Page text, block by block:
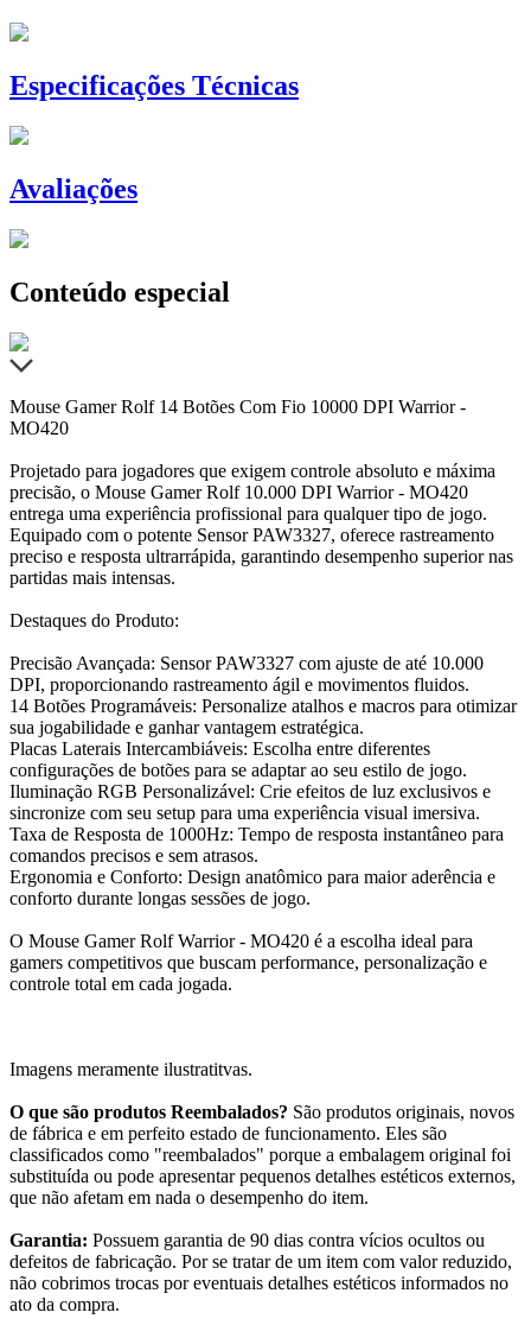
Especificações Técnicas
Avaliações
Conteúdo especial
Mouse Gamer Rolf 14 Botões Com Fio 10000 DPI Warrior -
MO420
Projetado para jogadores que exigem controle absoluto e máxima
precisão, o Mouse Gamer Rolf 10.000 DPI Warrior - MO420
entrega uma experiência profissional para qualquer tipo de jogo.
Equipado com o potente Sensor PAW3327, oferece rastreamento
preciso e resposta ultrarrápida, garantindo desempenho superior nas
partidas mais intensas.
Destaques do Produto:
Precisão Avançada: Sensor PAW3327 com ajuste de até 10.000
DPI, proporcionando rastreamento ágil e movimentos fluidos.
14 Botões Programáveis: Personalize atalhos e macros para otimizar
sua jogabilidade e ganhar vantagem estratégica.
Placas Laterais Intercambiáveis: Escolha entre diferentes
configurações de botões para se adaptar ao seu estilo de jogo.
Iluminação RGB Personalizável: Crie efeitos de luz exclusivos e
sincronize com seu setup para uma experiência visual imersiva.
Taxa de Resposta de 1000Hz: Tempo de resposta instantâneo para
comandos precisos e sem atrasos.
Ergonomia e Conforto: Design anatômico para maior aderência e
conforto durante longas sessões de jogo.
O Mouse Gamer Rolf Warrior - MO420 é a escolha ideal para
gamers competitivos que buscam performance, personalização e
controle total em cada jogada.
Imagens meramente ilustratitvas.
O que são produtos Reembalados? São produtos originais, novos
de fábrica e em perfeito estado de funcionamento. Eles são
classificados como "reembalados" porque a embalagem original foi
substituída ou pode apresentar pequenos detalhes estéticos externos,
que não afetam em nada o desempenho do item.
Garantia: Possuem garantia de 90 dias contra vícios ocultos ou
defeitos de fabricação. Por se tratar de um item com valor reduzido,
não cobrimos trocas por eventuais detalhes estéticos informados no
ato da compra.